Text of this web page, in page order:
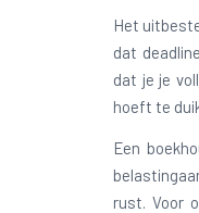
Het
dat
dat je je
hoeft te
Een
rust. Voor